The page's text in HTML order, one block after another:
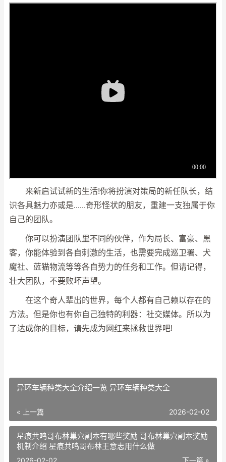
来新启试试新的生活!你将扮演对策局的新任队长，结
识各具魅力亦或是......奇形怪状的朋友，重建一支独属于你
自己的团队。
你可以扮演团队里不同的伙伴，作为局长、富豪、黑
客，你能体验到各自刺激的生活，也需要完成巡卫署、犬
魔社、蓝猫物流等等各自势力的任务和工作。但请记得，
壮大团队，不要败坏声望。
在这个奇人辈出的世界，每个人都有自己赖以存在的
方法。但是你也有你自己独特的利器：社交媒体。所以为
了达成你的目标，请先成为网红来拯救世界吧!
异环车辆种类大全介绍一览 异环车辆种类大全
« 上一篇 2026-02-02
星痕共鸣哥布林巢穴副本有哪些奖励 哥布林巢穴副本奖励
机制介绍 星痕共鸣哥布林王意志用什么做
下一篇 »
2026-02-02